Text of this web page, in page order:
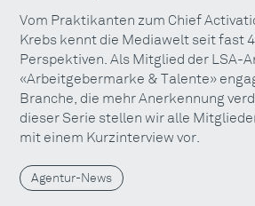
Vom Praktikanten zum Chief
Krebs kennt die Mediawelt seit fast
Perspektiven. Als Mitglied der LSA-
«Arbeitgebermarke & Talente»
Branche, die mehr Anerkennung
dieser Serie stellen wir alle
mit einem Kurzinterview vor.
Agentur-News